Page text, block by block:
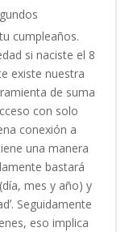
cumpleaños.
si naciste el 8
existe nuestra
de suma
con solo
conexión a
una manera
bastará
mes y año) y
Seguidamente
eso implica